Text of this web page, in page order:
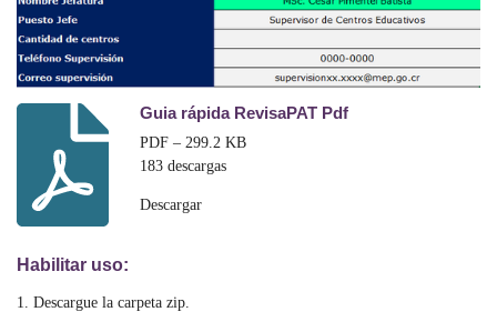
Guia rápida RevisaPAT Pdf
PDF – 299.2 KB
183 descargas
Descargar
Habilitar uso:
1. Descargue la carpeta zip.